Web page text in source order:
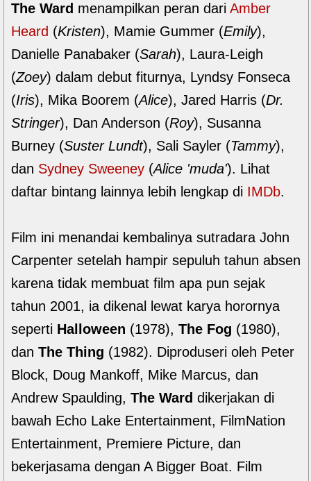
The Ward menampilkan peran dari Amber
Heard (Kristen), Mamie Gummer (Emily),
Danielle Panabaker (Sarah), Laura-Leigh
(Zoey) dalam debut fiturnya, Lyndsy Fonseca
(Iris), Mika Boorem (Alice), Jared Harris (Dr.
Stringer), Dan Anderson (Roy), Susanna
Burney (Suster Lundt), Sali Sayler (Tammy),
dan Sydney Sweeney (Alice 'muda'). Lihat
daftar bintang lainnya lebih lengkap di IMDb.
Film ini menandai kembalinya sutradara John
Carpenter setelah hampir sepuluh tahun absen
karena tidak membuat film apa pun sejak
tahun 2001, ia dikenal lewat karya horornya
seperti Halloween (1978), The Fog (1980),
dan The Thing (1982). Diproduseri oleh Peter
Block, Doug Mankoff, Mike Marcus, dan
Andrew Spaulding, The Ward dikerjakan di
bawah Echo Lake Entertainment, FilmNation
Entertainment, Premiere Picture, dan
bekerjasama dengan A Bigger Boat. Film